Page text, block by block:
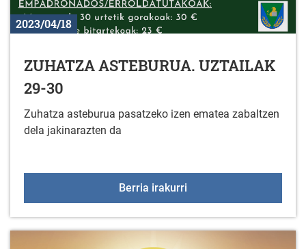
2023/04/18
ZUHATZA ASTEBURUA. UZTAILAK
29-30
Zuhatza asteburua pasatzeko izen ematea zabaltzen
dela jakinarazten da
Berria irakurri